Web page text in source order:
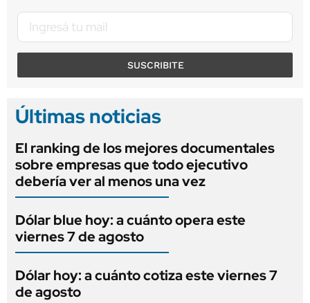
SUSCRIBITE
Últimas noticias
El ranking de los mejores documentales
sobre empresas que todo ejecutivo
debería ver al menos una vez
Dólar blue hoy: a cuánto opera este
viernes 7 de agosto
Dólar hoy: a cuánto cotiza este viernes 7
de agosto